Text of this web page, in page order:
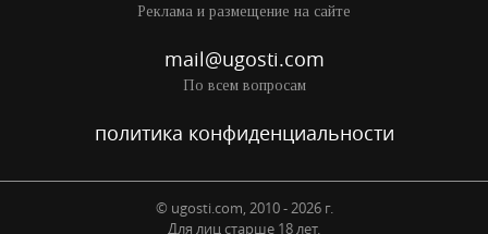
Реклама и размещение на сайте
mail@ugosti.com
По всем вопросам
политика конфиденциальности
© ugosti.com, 2010 - 2026 г.
Для лиц старше 18 лет.